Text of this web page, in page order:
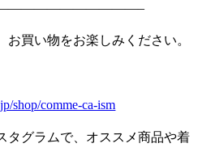
お買い物をお楽しみください。
shop/comme-ca-ism
タグラムで、オススメ商品や着